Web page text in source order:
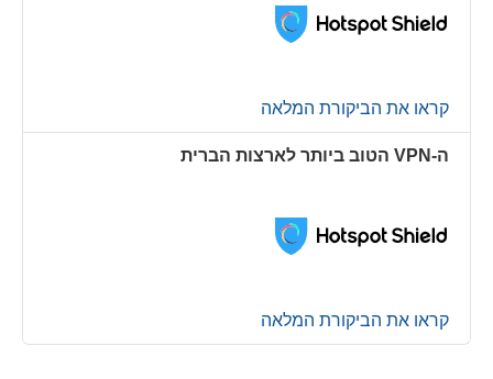
קראו את הביקורת המלאה
ה-VPN הטוב ביותר לארצות הברית
קראו את הביקורת המלאה